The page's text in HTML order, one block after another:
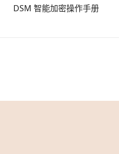
DSM 智能加密操作手册